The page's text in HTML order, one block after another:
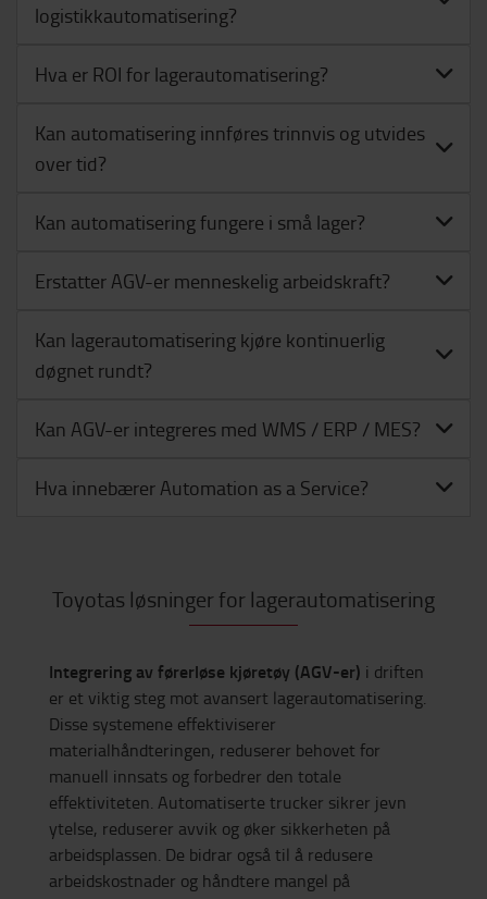
logistikkautomatisering?
Hva er ROI for lagerautomatisering?
Kan automatisering innføres trinnvis og utvides
over tid?
Kan automatisering fungere i små lager?
Erstatter AGV-er menneskelig arbeidskraft?
Kan lagerautomatisering kjøre kontinuerlig
døgnet rundt?
Kan AGV-er integreres med WMS / ERP / MES?
Hva innebærer Automation as a Service?
Toyotas løsninger for lagerautomatisering
Integrering av førerløse kjøretøy (AGV-er) i driften
er et viktig steg mot avansert lagerautomatisering.
Disse systemene effektiviserer
materialhåndteringen, reduserer behovet for
manuell innsats og forbedrer den totale
effektiviteten. Automatiserte trucker sikrer jevn
ytelse, reduserer avvik og øker sikkerheten på
arbeidsplassen. De bidrar også til å redusere
arbeidskostnader og håndtere mangel på